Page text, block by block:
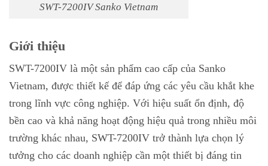
SWT-7200IV Sanko Vietnam
Giới thiệu
SWT-7200IV là một sản phẩm cao cấp của Sanko
Vietnam, được thiết kế để đáp ứng các yêu cầu khắt khe
trong lĩnh vực công nghiệp. Với hiệu suất ổn định, độ
bền cao và khả năng hoạt động hiệu quả trong nhiều môi
trường khác nhau, SWT-7200IV trở thành lựa chọn lý
tưởng cho các doanh nghiệp cần một thiết bị đáng tin